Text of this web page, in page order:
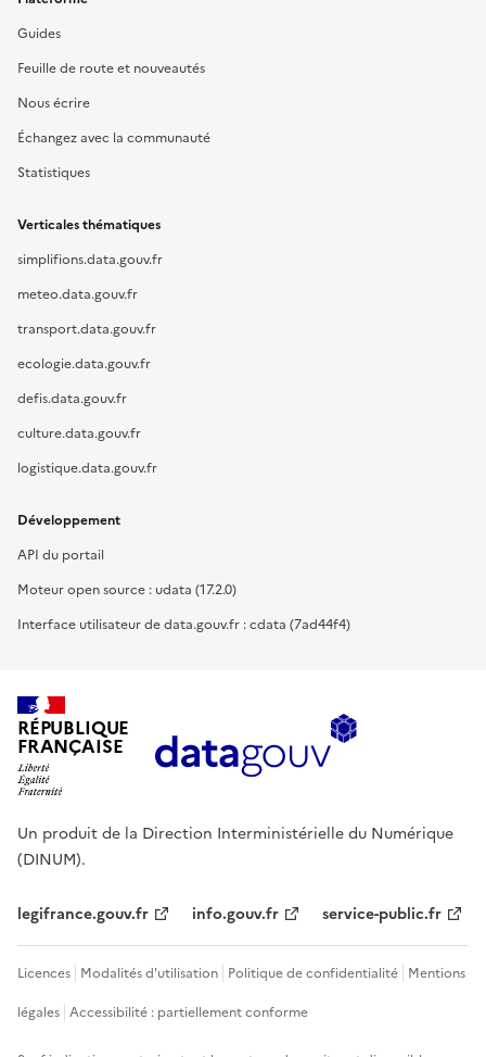
Guides
Feuille de route et nouveautés
Nous écrire
Échangez avec la communauté
Statistiques
Verticales thématiques
simplifions.data.gouv.fr
meteo.data.gouv.fr
transport.data.gouv.fr
ecologie.data.gouv.fr
defis.data.gouv.fr
culture.data.gouv.fr
logistique.data.gouv.fr
Développement
API du portail
Moteur open source : udata (17.2.0)
Interface utilisateur de data.gouv.fr : cdata (7ad44f4)
RÉPUBLIQUE
FRANÇAISE
Un produit de la Direction Interministérielle du Numérique
(DINUM).
legifrance.gouv.fr info.gouv.fr service-public.fr
Licences Modalités d'utilisation Politique de confidentialité Mentions
légales Accessibilité : partiellement conforme